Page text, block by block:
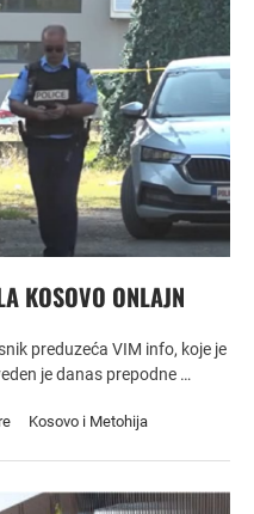
KOSOVO ONLAJN
preduzeća VIM info, koje je
je danas prepodne …
Kosovo i Metohija